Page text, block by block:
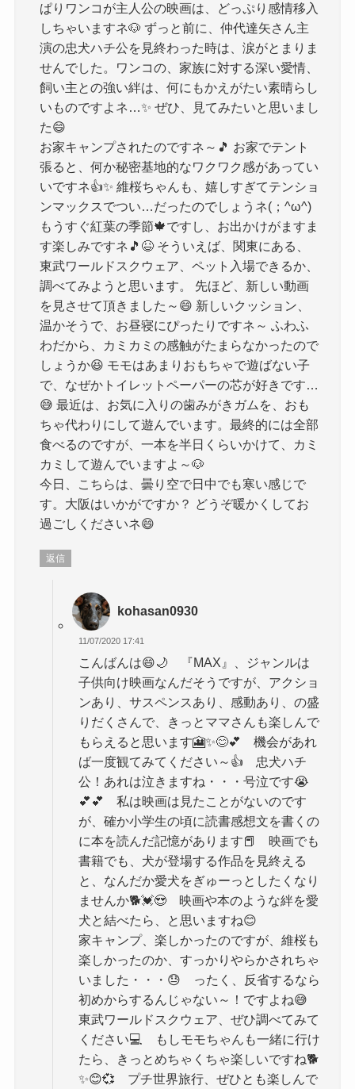
ぱりワンコが主人公の映画は、どっぷり感情移入
しちゃいますネ🐶 ずっと前に、仲代達矢さん主
演の忠犬ハチ公を見終わった時は、涙がとまりま
せんでした。ワンコの、家族に対する深い愛情、
飼い主との強い絆は、何にもかえがたい素晴らし
いものですよネ…✨ ぜひ、見てみたいと思いまし
た😄
お家キャンプされたのですネ～🎵 お家でテント
張ると、何か秘密基地的なワクワク感があってい
いですネ👍️✨ 維桜ちゃんも、嬉しすぎてテンショ
ンマックスでつい…だったのでしょうネ(；^ω^)
もうすぐ紅葉の季節🍁ですし、お出かけがますま
す楽しみですネ🎵😆 そういえば、関東にある、
東武ワールドスクウェア、ペット入場できるか、
調べてみようと思います。 先ほど、新しい動画
を見させて頂きました～😄 新しいクッション、
温かそうで、お昼寝にぴったりですネ～ ふわふ
わだから、カミカミの感触がたまらなかったので
しょうか😆 モモはあまりおもちゃで遊ばない子
で、なぜかトイレットペーパーの芯が好きです…
😅 最近は、お気に入りの歯みがきガムを、おも
ちゃ代わりにして遊んでいます。最終的には全部
食べるのですが、一本を半日くらいかけて、カミ
カミして遊んでいますよ～🐶
今日、こちらは、曇り空で日中でも寒い感じで
す。大阪はいかがですか？ どうぞ暖かくしてお
過ごしくださいネ😄
返信
kohasan0930
11/07/2020 17:41
こんばんは😄🌙 『MAX』、ジャンルは
子供向け映画なんだそうですが、アクショ
ンあり、サスペンスあり、感動あり、の盛
りだくさんで、きっとママさんも楽しんで
もらえると思います🎦✨😊💕 機会があれ
ば一度観てみてください～👍 忠犬ハチ
公！あれは泣きますね・・・号泣です😭
💕💕 私は映画は見たことがないのです
が、確か小学生の頃に読書感想文を書くの
に本を読んだ記憶があります📕 映画でも
書籍でも、犬が登場する作品を見終える
と、なんだか愛犬をぎゅーっとしたくなり
ませんか🐕💓😍 映画や本のような絆を愛
犬と結べたら、と思いますね😊
家キャンプ、楽しかったのですが、維桜も
楽しかったのか、すっかりやらかされちゃ
いました・・・😓 ったく、反省するなら
初めからするんじゃない～！ですよね😅
東武ワールドスクウェア、ぜひ調べてみて
ください💻 もしモモちゃんも一緒に行け
たら、きっとめちゃくちゃ楽しいですね🐕
✨😊💞 プチ世界旅行、ぜひとも楽しんで